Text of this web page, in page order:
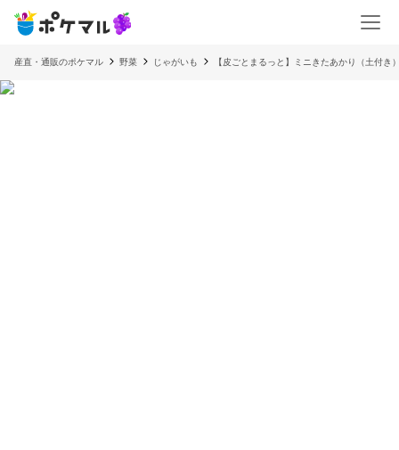
産直・通販のポケマル 野菜 じゃがいも 【皮ごとまるっと】ミニきたあかり（土付